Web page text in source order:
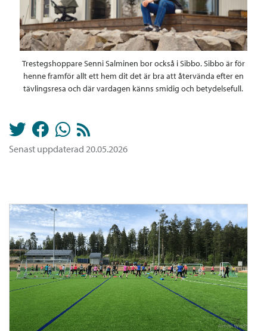
Trestegshoppare Senni Salminen bor också i Sibbo. Sibbo är för
henne framför allt ett hem dit det är bra att återvända efter en
tävlingsresa och där vardagen känns smidig och betydelsefull.
Senast uppdaterad 20.05.2026